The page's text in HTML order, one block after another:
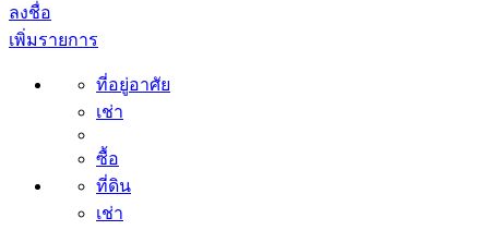
ลงชื่อ
เพิ่มรายการ
ที่อยู่อาศัย
เช่า
ซื้อ
ที่ดิน
เช่า